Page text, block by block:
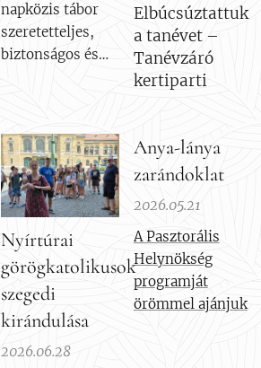
napközis tábor
szeretetteljes,
biztonságos és
környezetet kínál
gyermekek
számára a nyári
szünet idején. A
program célja,
hogy a játékos
foglalkozásokon
keresztül
erősítse a
közösségi
szellemet, a
Elbúcsúztattuk
a tanévet –
Tanévzáró
kertiparti
Nyírtúrai
görögkatolikusok
szegedi
kirándulása
2026.06.28
Anya-lánya
zarándoklat
2026.05.21
A Pasztorális
Helynökség
programját
örömmel ajánjuk